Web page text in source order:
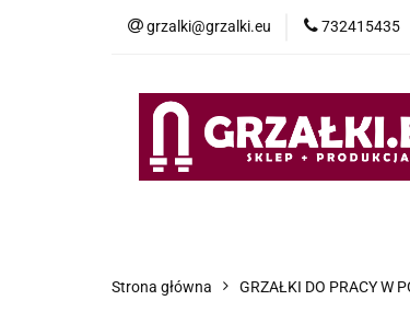
grzalki@grzalki.eu 732415435
Strona główna GRZAŁKI DO PRACY W